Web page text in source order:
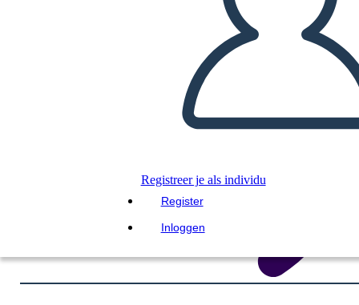
Registreer je als individu
Register
Inloggen